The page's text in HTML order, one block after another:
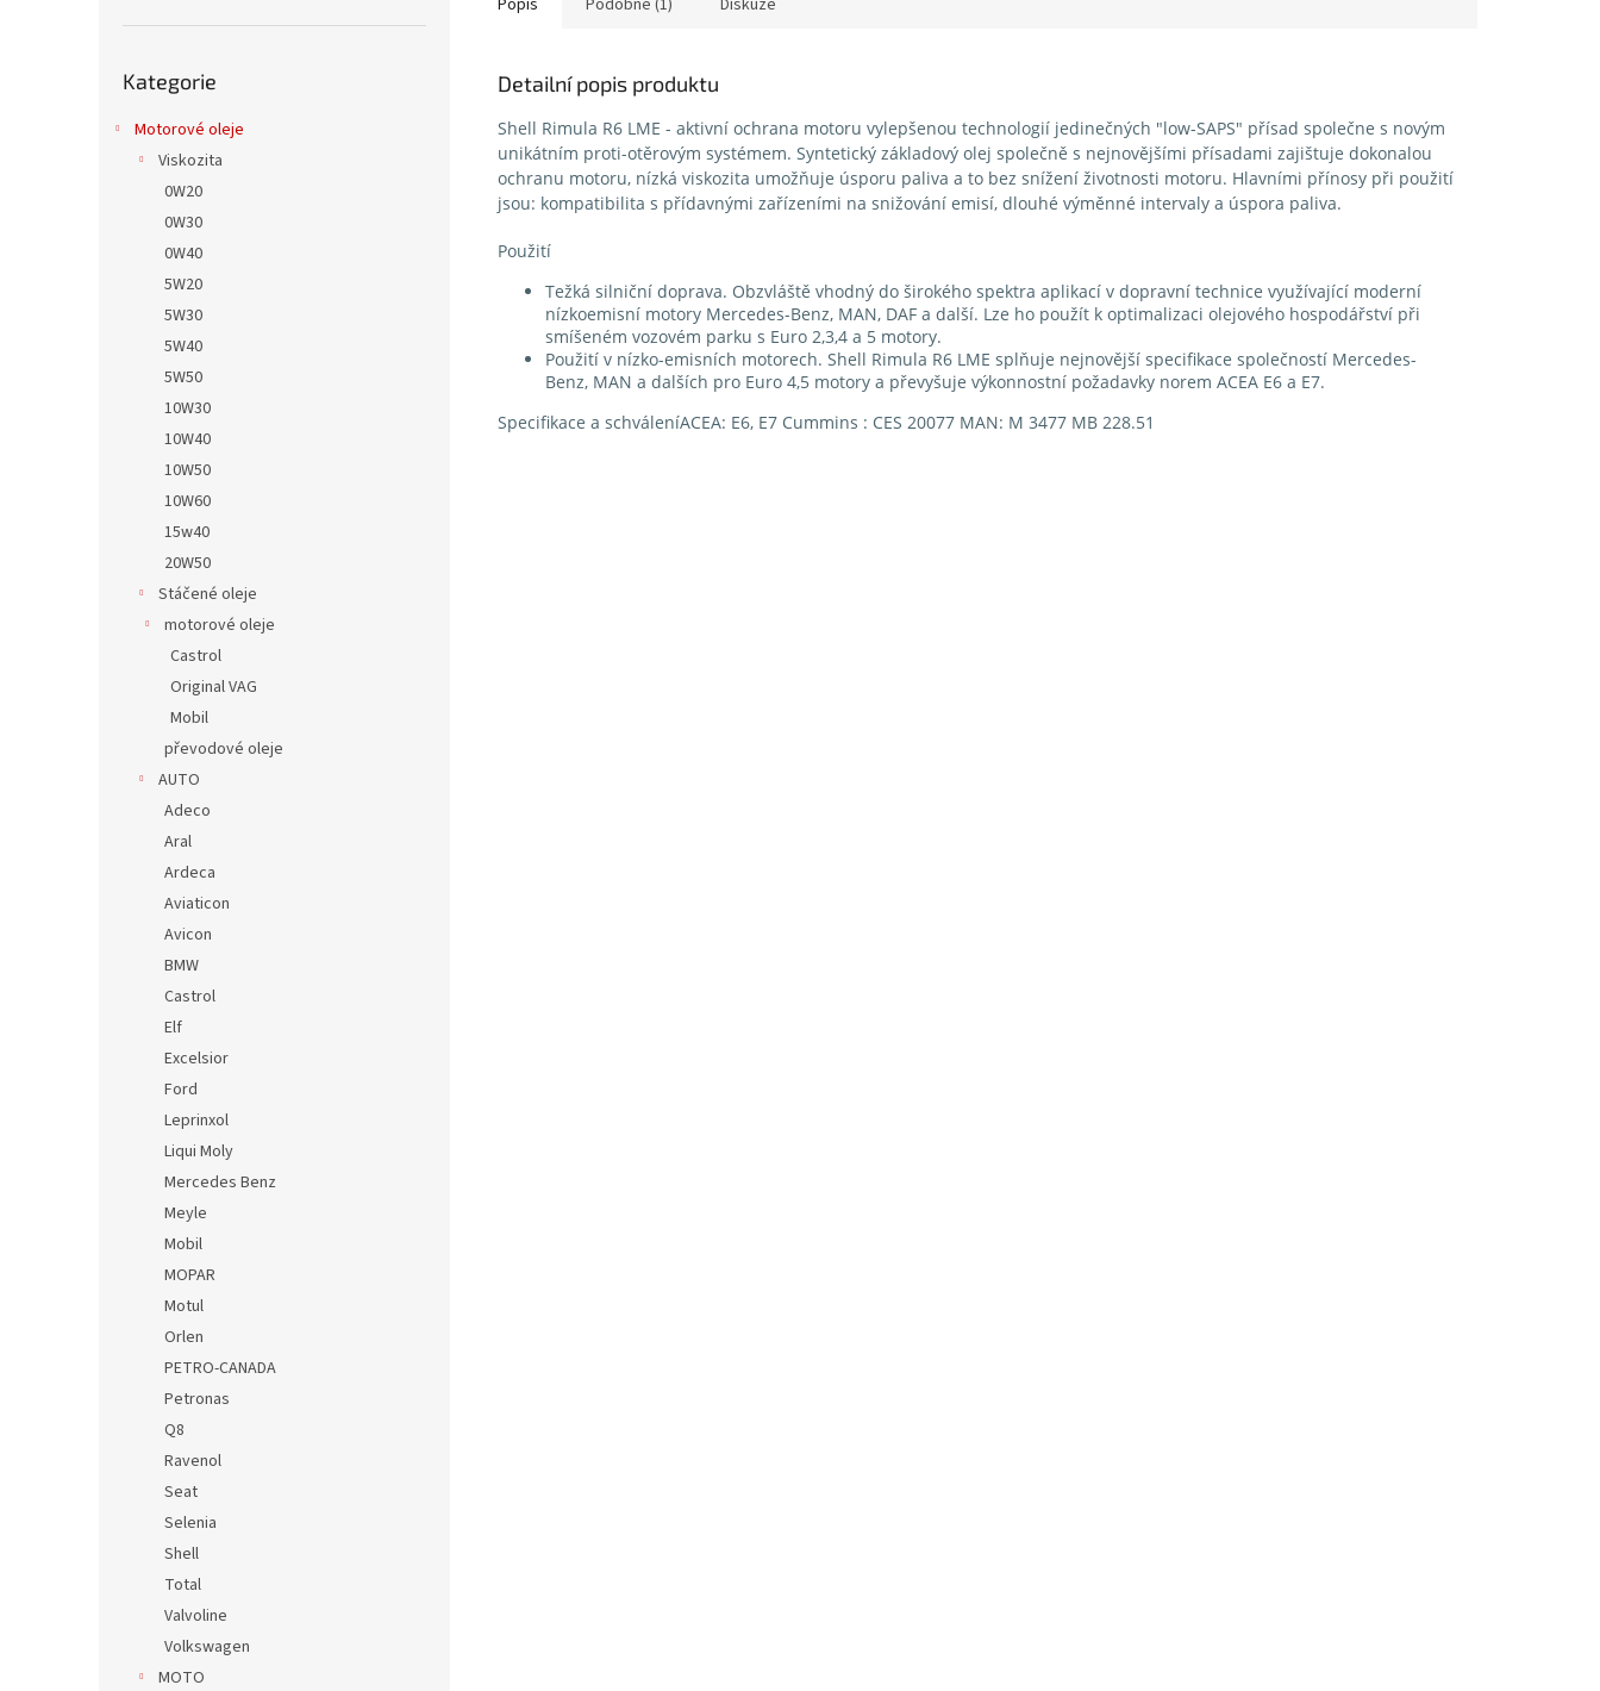
kategorie
Kategorie
Motorové oleje
Viskozita
0W20
0W30
0W40
5W20
5W30
5W40
5W50
10W30
10W40
10W50
10W60
15w40
20W50
Stáčené oleje
motorové oleje
Castrol
Original VAG
Mobil
převodové oleje
AUTO
Adeco
Aral
Ardeca
Aviaticon
Avicon
BMW
Castrol
Elf
Excelsior
Ford
Leprinxol
Liqui Moly
Mercedes Benz
Meyle
Mobil
MOPAR
Motul
Orlen
PETRO-CANADA
Petronas
Q8
Ravenol
Seat
Selenia
Shell
Total
Valvoline
Volkswagen
MOTO
Popis Podobné (1) Diskuze
Detailní popis produktu
Shell Rimula R6 LME - aktivní ochrana motoru vylepšenou technologií jedinečných "low-SAPS" přísad společne s novým
unikátním proti-otěrovým systémem. Syntetický základový olej společně s nejnovějšími přísadami zajištuje dokonalou
ochranu motoru, nízká viskozita umožňuje úsporu paliva a to bez snížení životnosti motoru. Hlavními přínosy při použití
jsou: kompatibilita s přídavnými zařízeními na snižování emisí, dlouhé výměnné intervaly a úspora paliva.
Použití
Težká silniční doprava. Obzvláště vhodný do širokého spektra aplikací v dopravní technice využívající moderní
nízkoemisní motory Mercedes-Benz, MAN, DAF a další. Lze ho použít k optimalizaci olejového hospodářství při
smíšeném vozovém parku s Euro 2,3,4 a 5 motory.
Použití v nízko-emisních motorech. Shell Rimula R6 LME splňuje nejnovější specifikace společností Mercedes-
Benz, MAN a dalších pro Euro 4,5 motory a převyšuje výkonnostní požadavky norem ACEA E6 a E7.
Specifikace a schváleníACEA: E6, E7 Cummins : CES 20077 MAN: M 3477 MB 228.51